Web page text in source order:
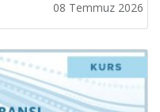
08 Temmuz 2026